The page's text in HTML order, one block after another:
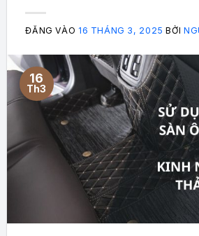
ĐĂNG VÀO 16 THÁNG 3, 2025 BỞI
16
Th3